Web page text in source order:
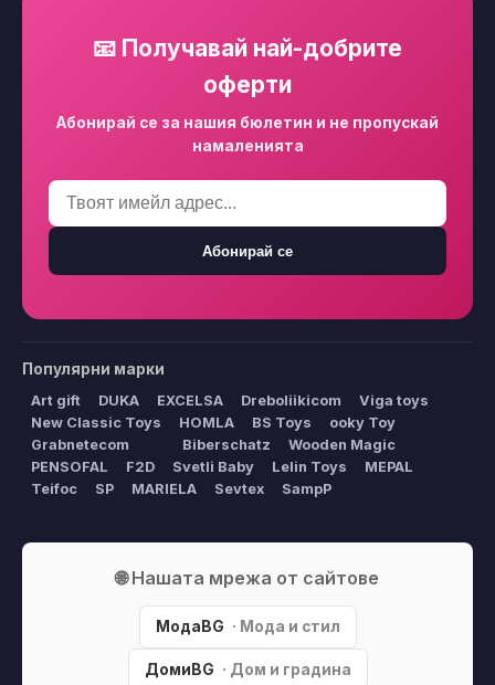
📧 Получавай най-добрите
оферти
Абонирай се за нашия бюлетин и не пропускай
намаленията
Абонирай се
Популярни марки
Art gift DUKA EXCELSA Dreboliikicom
Viga toys
New Classic Toys
HOMLA BS Toys
ooky Toy
Grabnetecom
Biberschatz
Wooden Magic
PENSOFAL
F2D Svetli Baby Lelin Toys
MEPAL
Teifoc
SP MARIELA Sevtex SampP
🌐 Нашата мрежа от сайтове
МодаBG · Мода и стил
ДомиBG · Дом и градина